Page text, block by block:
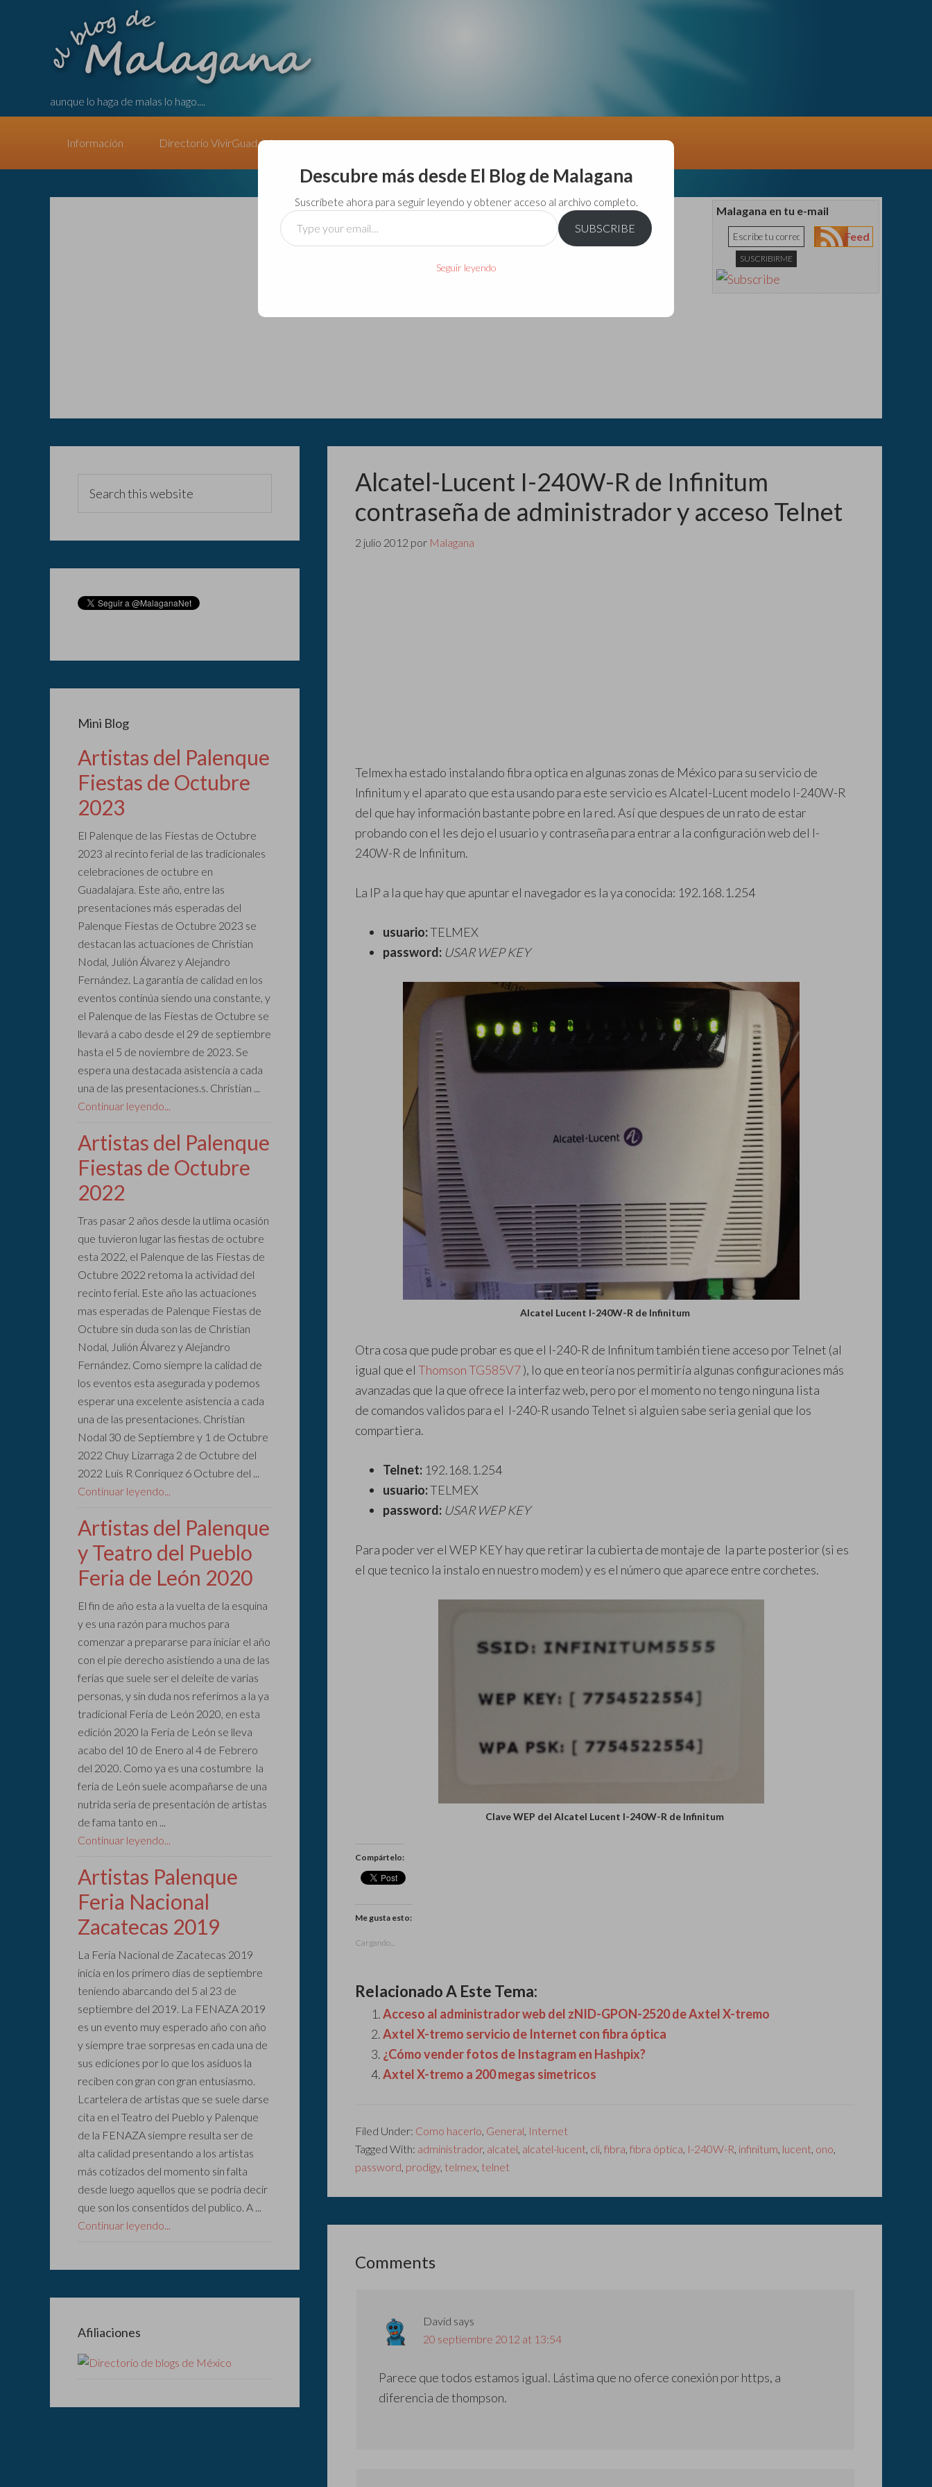
aunque lo haga de malas lo hago....
Información Directorio VivirGuadalajara
Malagana en tu e-mail
Feed
Alcatel-Lucent I-240W-R de Infinitum
contraseña de administrador y acceso Telnet
2 julio 2012 por Malagana
Telmex ha estado instalando fibra optica en algunas zonas de México para su servicio de
Infinitum y el aparato que esta usando para este servicio es Alcatel-Lucent modelo I-240W-R
del que hay información bastante pobre en la red. Así que despues de un rato de estar
probando con el les dejo el usuario y contraseña para entrar a la configuración web del I-
240W-R de Infinitum.
La IP a la que hay que apuntar el navegador es la ya conocida: 192.168.1.254
usuario:TELMEX
password: USAR WEP KEY
Alcatel Lucent I-240W-R de Infinitum
Otra cosa que pude probar es que el I-240-R de Infinitum también tiene acceso por Telnet (al
igual que el Thomson TG585V7), lo que en teoría nos permitiría algunas configuraciones más
avanzadas que la que ofrece la interfaz web, pero por el momento no tengo ninguna lista
de comandos validos para el I-240-R usando Telnet si alguien sabe seria genial que los
compartiera.
Telnet: 192.168.1.254
usuario:TELMEX
password: USAR WEP KEY
Para poder ver el WEP KEY hay que retirar la cubierta de montaje de la parte posterior (si es
el que tecnico la instalo en nuestro modem) y es el número que aparece entre corchetes.
Clave WEP del Alcatel Lucent I-240W-R de Infinitum
Compártelo:
Me gusta esto:
Cargando...
Relacionado A Este Tema:
Acceso al administrador web del zNID-GPON-2520 de Axtel X-tremo
Axtel X-tremo servicio de Internet con fibra óptica
¿Cómo vender fotos de Instagram en Hashpix?
Axtel X-tremo a 200 megas simetricos
Filed Under: Como hacerlo, General, Internet
Tagged With: administrador, alcatel, alcatel-lucent, cli, fibra, fibra óptica, I-240W-R, infinitum, lucent, ono,
password, prodigy, telmex, telnet
Comments
David says
20 septiembre 2012 at 13:54
Parece que todos estamos igual. Lástima que no oferce conexión por https, a
diferencia de thompson.
Mini Blog
Artistas del Palenque
Fiestas de Octubre
2023
El Palenque de las Fiestas de Octubre
2023 al recinto ferial de las tradicionales
celebraciones de octubre en
Guadalajara. Este año, entre las
presentaciones más esperadas del
Palenque Fiestas de Octubre 2023 se
destacan las actuaciones de Christian
Nodal, Julión Álvarez y Alejandro
Fernández. La garantía de calidad en los
eventos continúa siendo una constante, y
el Palenque de las Fiestas de Octubre se
llevará a cabo desde el 29 de septiembre
hasta el 5 de noviembre de 2023. Se
espera una destacada asistencia a cada
una de las presentaciones.s. Christian ...
Continuar leyendo...
Artistas del Palenque
Fiestas de Octubre
2022
Tras pasar 2 años desde la utlima ocasión
que tuvieron lugar las fiestas de octubre
esta 2022, el Palenque de las Fiestas de
Octubre 2022 retoma la actividad del
recinto ferial. Este año las actuaciones
mas esperadas de Palenque Fiestas de
Octubre sin duda son las de Christian
Nodal, Julión Álvarez y Alejandro
Fernández. Como siempre la calidad de
los eventos esta asegurada y podemos
esperar una excelente asistencia a cada
una de las presentaciones. Christian
Nodal 30 de Septiembre y 1 de Octubre
2022 Chuy Lizarraga 2 de Octubre del
2022 Luis R Conriquez 6 Octubre del ...
Continuar leyendo...
Artistas del Palenque
y Teatro del Pueblo
Feria de León 2020
El fin de año esta a la vuelta de la esquina
y es una razón para muchos para
comenzar a prepararse para iniciar el año
con el pie derecho asistiendo a una de las
ferias que suele ser el deleite de varias
personas, y sin duda nos referimos a la ya
tradicional Feria de León 2020, en esta
edición 2020 la Feria de León se lleva
acabo del 10 de Enero al 4 de Febrero
del 2020. Como ya es una costumbre la
feria de León suele acompañarse de una
nutrida seria de presentación de artistas
de fama tanto en ...
Continuar leyendo...
Artistas Palenque
Feria Nacional
Zacatecas 2019
La Feria Nacional de Zacatecas 2019
inicia en los primero días de septiembre
teniendo abarcando del 5 al 23 de
septiembre del 2019. La FENAZA 2019
es un evento muy esperado año con año
y siempre trae sorpresas en cada una de
sus ediciones por lo que los asiduos la
reciben con gran con gran entusiasmo.
Lcartelera de artistas que se suele darse
cita en el Teatro del Pueblo y Palenque
de la FENAZA siempre resulta ser de
alta calidad presentando a los artistas
más cotizados del momento sin falta
desde luego aquellos que se podría decir
que son los consentidos del publico. A ...
Continuar leyendo...
Afiliaciones
Descubre más desde El Blog de Malagana
Suscríbete ahora para seguir leyendo y obtener acceso al archivo completo.
Type
your
SUBSCRIBE
Seguir leyendo